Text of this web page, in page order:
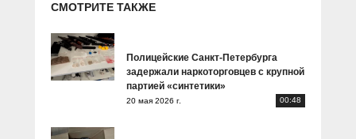
СМОТРИТЕ ТАКЖЕ
Полицейские Санкт-Петербурга
задержали наркоторговцев с крупной
партией «синтетики»
20 мая 2026 г. 00:48